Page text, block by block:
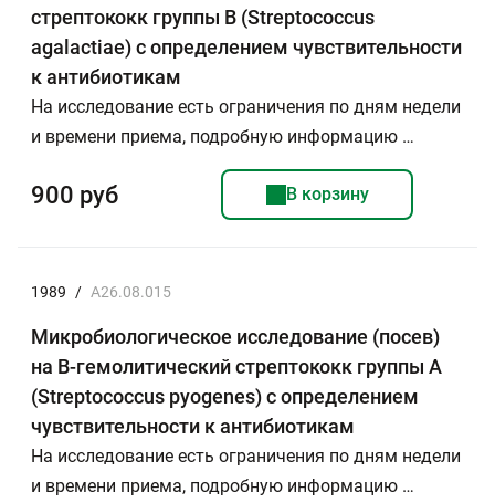
стрептококк группы В (Streptococcus
agalactiae) с определением чувствительности
к антибиотикам
На исследование есть ограничения по дням недели
и времени приема, подробную информацию …
900 руб В корзину
1989 / A26.08.015
Микробиологическое исследование (посев)
на B-гемолитический стрептококк группы А
(Streptococcus pyogenes) с определением
чувствительности к антибиотикам
На исследование есть ограничения по дням недели
и времени приема, подробную информацию …